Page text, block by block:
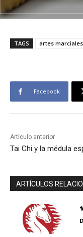
TAGS artes marciales
Facebook
Artículo anterior
Tai Chi y la médula
ARTÍCULOS